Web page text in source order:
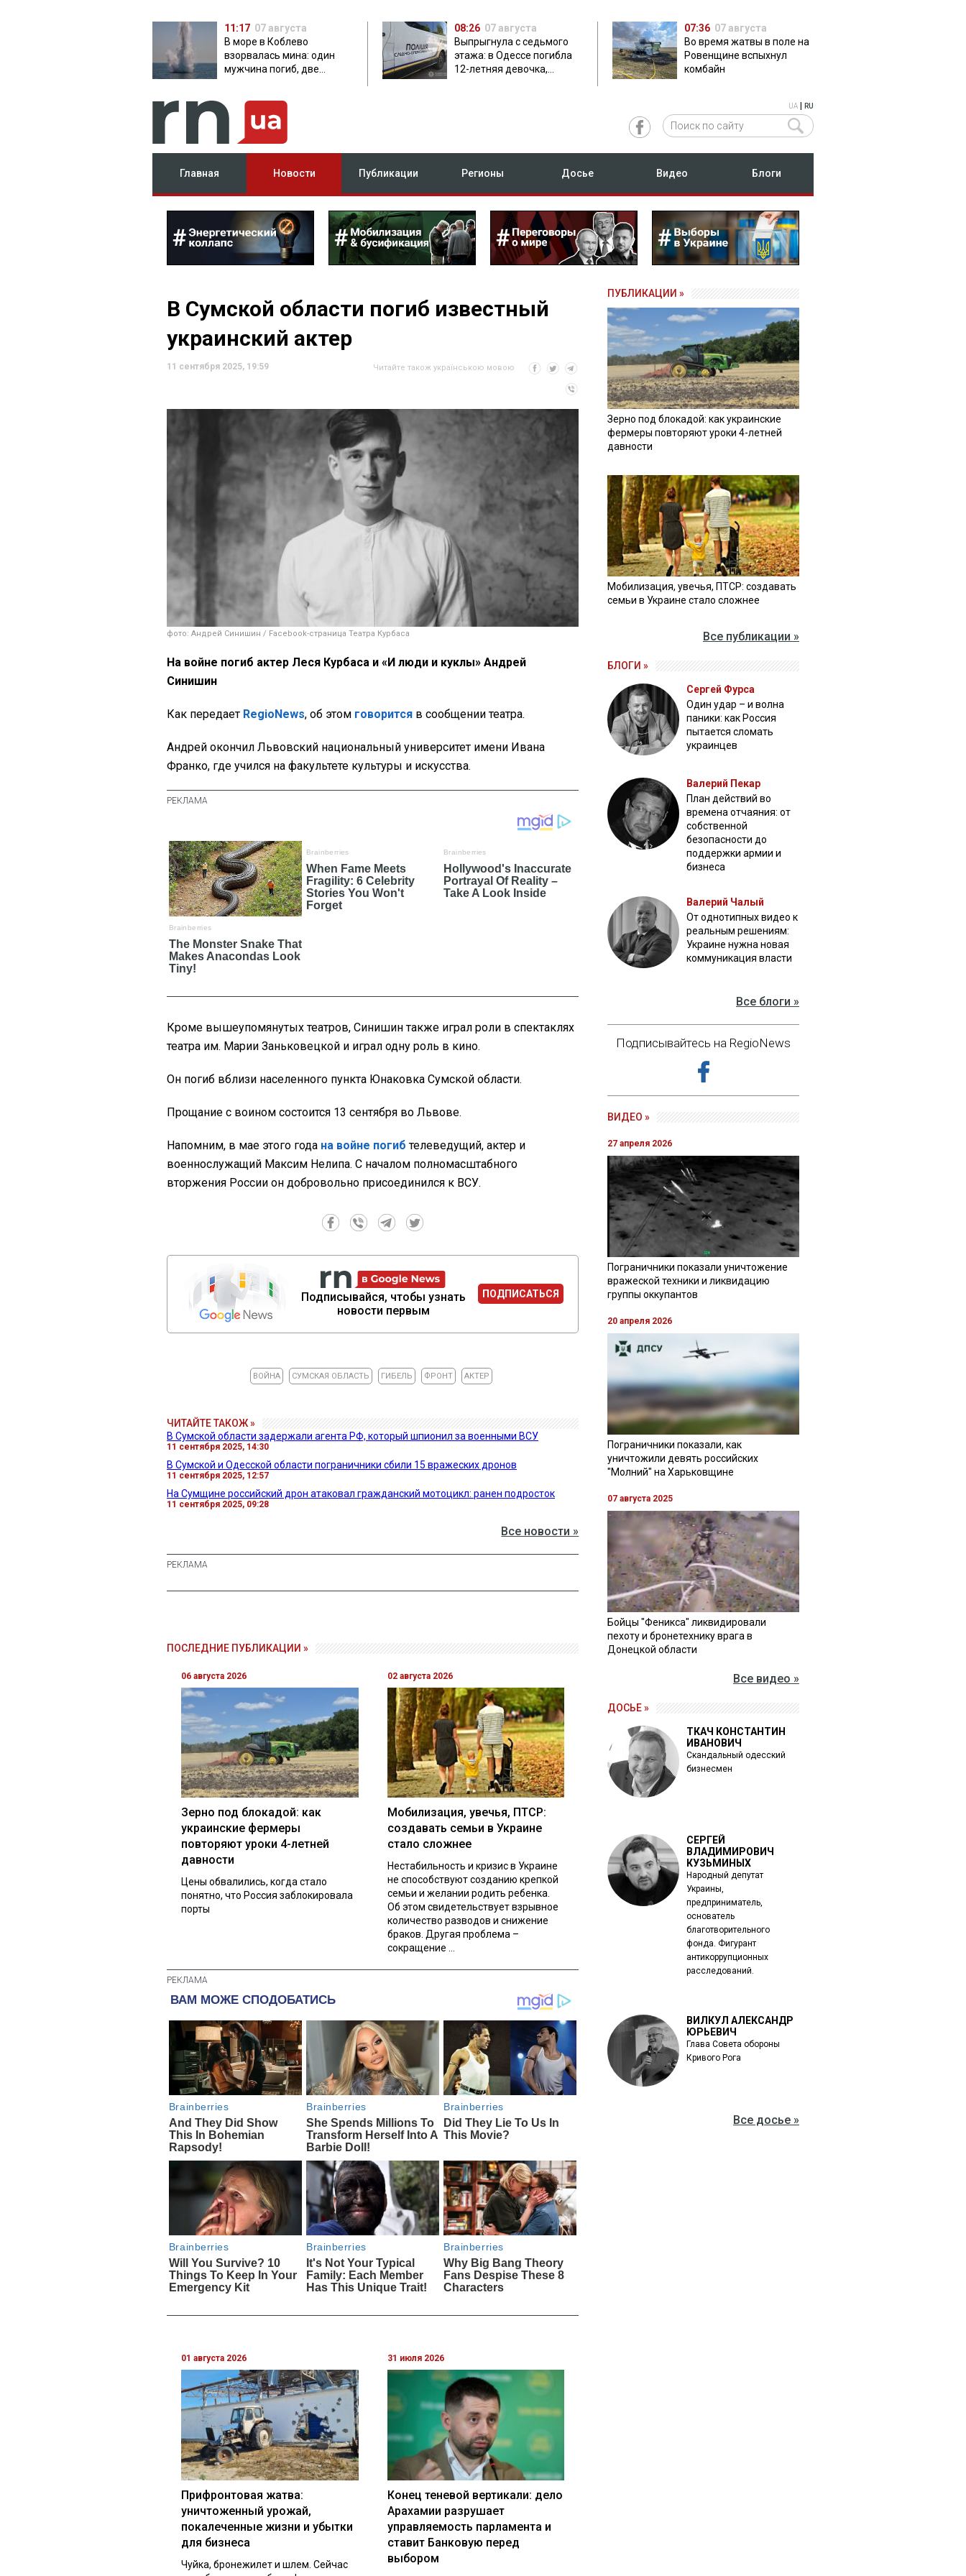
11:17 07 августа
В море в Коблево
взорвалась мина: один
мужчина погиб, две
08:26 07 августа
Выпрыгнула с седьмого
этажа: в Одессе погибла
12-летняя девочка,
07:36 07 августа
Во время жатвы в поле на
Ровенщине вспыхнул
комбайн
UA RU
Главная Новости Публикации Регионы Досье Видео Блоги
В Сумской области погиб известный
украинский актер
11 сентября 2025, 19:59 Читайте також українською мовою
фото: Андрей Синишин / Facebook-страница Театра Курбаса
На войне погиб актер Леся Курбаса и «И люди и куклы» Андрей
Синишин
Как передает RegioNews, об этом говорится в сообщении театра.
Андрей окончил Львовский национальный университет имени Ивана
Франко, где учился на факультете культуры и искусства.
Кроме вышеупомянутых театров, Синишин также играл роли в спектаклях
театра им. Марии Заньковецкой и играл одну роль в кино.
Он погиб вблизи населенного пункта Юнаковка Сумской области.
Прощание с воином состоится 13 сентября во Львове.
Напомним, в мае этого года на войне погиб телеведущий, актер и
военнослужащий Максим Нелипа. С началом полномасштабного
вторжения России он добровольно присоединился к ВСУ.
Подписывайся, чтобы узнать
новости первым
ПОДПИСАТЬСЯ
ВОЙНА СУМСКАЯ ОБЛАСТЬ ГИБЕЛЬ ФРОНТ АКТЕР
ЧИТАЙТЕ ТАКОЖ »
В Сумской области задержали агента РФ, который шпионил за военными ВСУ
11 сентября 2025, 14:30
В Сумской и Одесской области пограничники сбили 15 вражеских дронов
11 сентября 2025, 12:57
На Сумщине российский дрон атаковал гражданский мотоцикл: ранен подросток
11 сентября 2025, 09:28
Все новости »
ПОСЛЕДНИЕ ПУБЛИКАЦИИ »
06 августа 2026
Зерно под блокадой: как
украинские фермеры
повторяют уроки 4-летней
давности
Цены обвалились, когда стало
понятно, что Россия заблокировала
порты
02 августа 2026
Мобилизация, увечья, ПТСР:
создавать семьи в Украине
стало сложнее
Нестабильность и кризис в Украине
не способствуют созданию крепкой
семьи и желании родить ребенка.
Об этом свидетельствует взрывное
количество разводов и снижение
браков. Другая проблема –
сокращение ...
01 августа 2026
Прифронтовая жатва:
уничтоженный урожай,
покалеченные жизни и убытки
для бизнеса
Чуйка, бронежилет и шлем. Сейчас
31 июля 2026
Конец теневой вертикали: дело
Арахамии разрушает
управляемость парламента и
ставит Банковую перед
выбором
ПУБЛИКАЦИИ »
Зерно под блокадой: как украинские
фермеры повторяют уроки 4-летней
давности
Мобилизация, увечья, ПТСР: создавать
семьи в Украине стало сложнее
Все публикации »
БЛОГИ »
Сергей Фурса
Один удар – и волна
паники: как Россия
пытается сломать
украинцев
Валерий Пекар
План действий во
времена отчаяния: от
собственной
безопасности до
поддержки армии и
бизнеса
Валерий Чалый
От однотипных видео к
реальным решениям:
Украине нужна новая
коммуникация власти
Все блоги »
Подписывайтесь на RegioNews
ВИДЕО »
27 апреля 2026
Пограничники показали уничтожение
вражеской техники и ликвидацию
группы оккупантов
20 апреля 2026
Пограничники показали, как
уничтожили девять российских
"Молний" на Харьковщине
07 августа 2025
Бойцы "Феникса" ликвидировали
пехоту и бронетехнику врага в
Донецкой области
Все видео »
ДОСЬЕ »
ТКАЧ КОНСТАНТИН
ИВАНОВИЧ
Скандальный одесский
бизнесмен
СЕРГЕЙ
ВЛАДИМИРОВИЧ
КУЗЬМИНЫХ
Народный депутат
Украины,
предприниматель,
основатель
благотворительного
фонда. Фигурант
антикоррупционных
расследований.
ВИЛКУЛ АЛЕКСАНДР
ЮРЬЕВИЧ
Глава Совета обороны
Кривого Рога
Все досье »